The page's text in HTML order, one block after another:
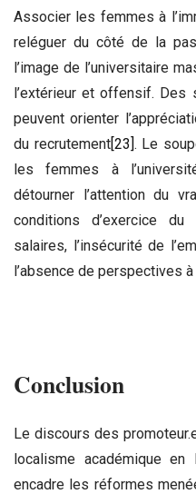
Associer les femmes à
reléguer du côté de la
l’image de l’universitaire
l’extérieur et offensif. Des
peuvent orienter
du recrutement[23] . Le
les femmes à
détourner l’attention du
conditions d’exercice
salaires, l’insécurité de
l’absence de perspectives
Conclusion
Le discours des
localisme académique
encadre les réformes